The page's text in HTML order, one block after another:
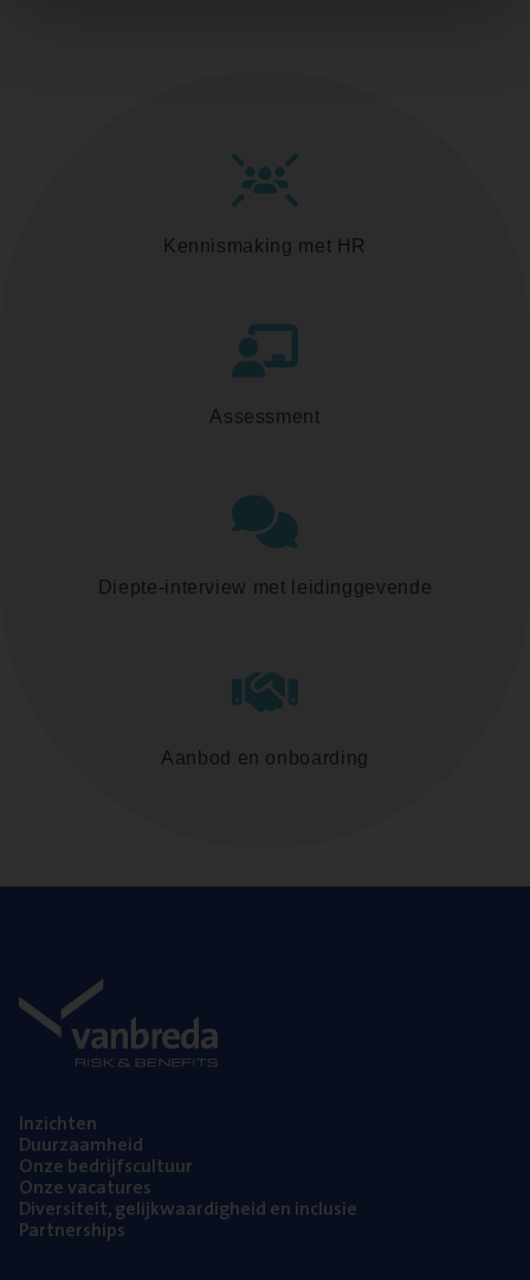
Kennismaking met HR
Assessment
Diepte-interview met leidinggevende
Aanbod en onboarding
Inzich­ten
Duur­zaam­heid
Onze bedrijfs­cul­tuur
Onze vaca­tu­res
Diver­si­teit, gelijk­waar­dig­heid en inclusie
Part­ner­ships